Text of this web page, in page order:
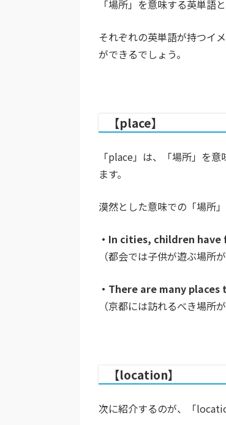
「場所」を意味する英単語
それぞれの英単語が持つイ
ができるでしょう。
【place】
「place」は、「場所」を
ます。
漠然とした意味での「場所
・In cities, children
（都会では子供が遊ぶ場所
・There are many
（京都には訪れるべき場所
【location】
次に紹介するのが、「